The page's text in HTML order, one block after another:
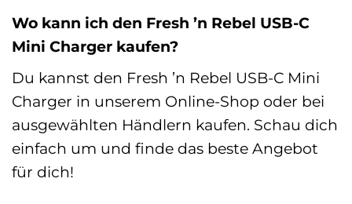
Wo kann ich den Fresh ’n Rebel USB-C
Mini Charger kaufen?
Du kannst den Fresh ’n Rebel USB-C Mini
Charger in unserem Online-Shop oder bei
ausgewählten Händlern kaufen. Schau dich
einfach um und finde das beste Angebot
für dich!